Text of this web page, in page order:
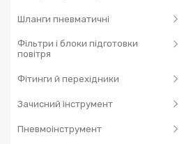
Шланги пневматичні
Фільтри і блоки підготовки
повітря
Фітинги й перехідники
Зачисний інструмент
Пневмоінструмент